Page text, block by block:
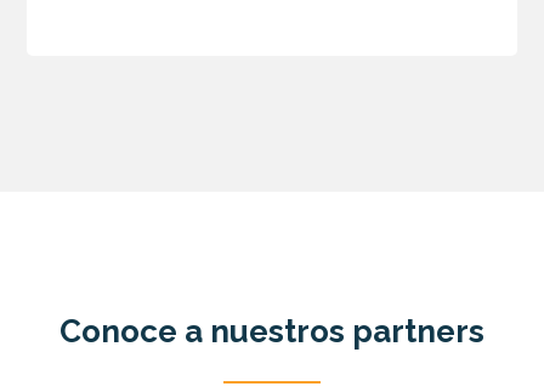
Conoce a nuestros partners